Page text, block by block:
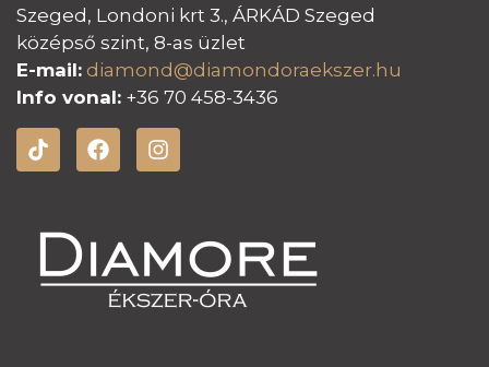
Szeged, Londoni krt 3., ÁRKÁD Szeged
középső szint, 8-as üzlet
E-mail: diamond@diamondoraekszer.hu
Info vonal: +36 70 458-3436